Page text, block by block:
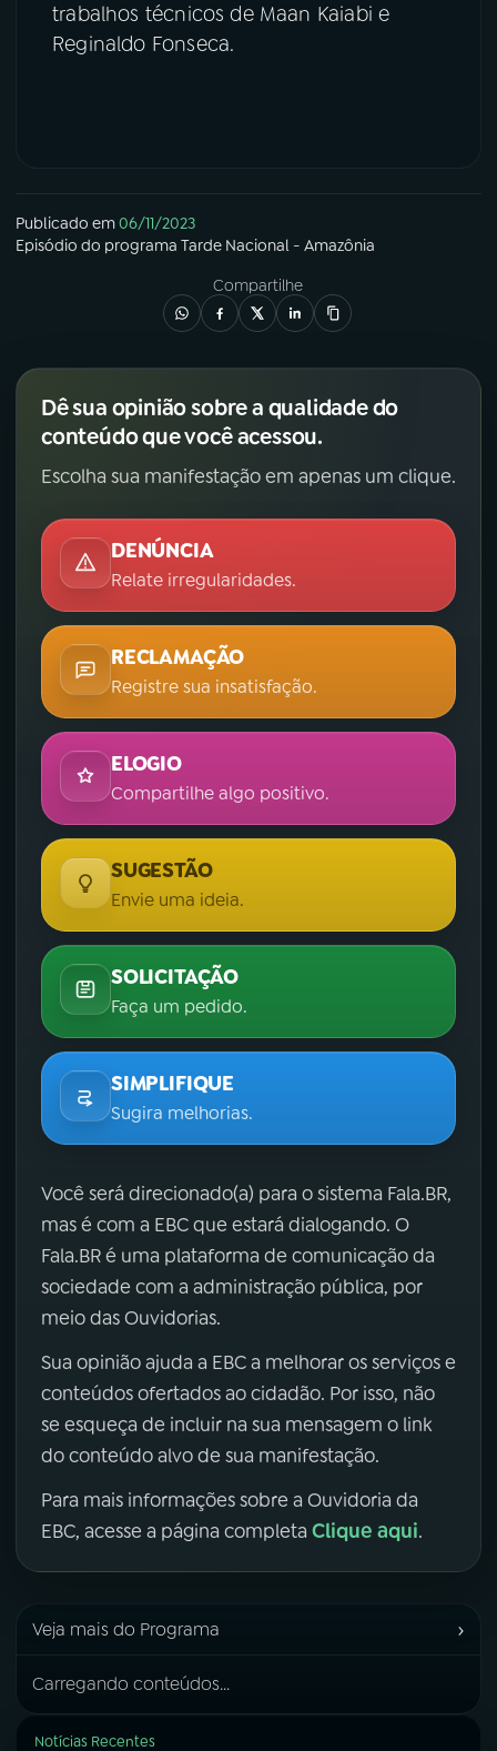
trabalhos técnicos de Maan Kaiabi e
Reginaldo Fonseca.
Publicado em06/11/2023
Episódio do programa Tarde Nacional - Amazônia
Compartilhe
Dê sua opinião sobre a qualidade do
conteúdo que você acessou.
Escolha sua manifestação em apenas um clique.
DENÚNCIA
Relate irregularidades.
RECLAMAÇÃO
Registre sua insatisfação.
ELOGIO
Compartilhe algo positivo.
SUGESTÃO
Envie uma ideia.
SOLICITAÇÃO
Faça um pedido.
SIMPLIFIQUE
Sugira melhorias.
Você será direcionado(a) para o sistema Fala.BR,
mas é com a EBC que estará dialogando. O
Fala.BR é uma plataforma de comunicação da
sociedade com a administração pública, por
meio das Ouvidorias.
Sua opinião ajuda a EBC a melhorar os serviços e
conteúdos ofertados ao cidadão. Por isso, não
se esqueça de incluir na sua mensagem o link
do conteúdo alvo de sua manifestação.
Para mais informações sobre a Ouvidoria da
EBC, acesse a página completa Clique aqui.
Veja mais do Programa ›
Carregando conteúdos...
Notícias Recentes